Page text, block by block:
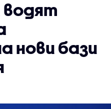
водят
нови бази